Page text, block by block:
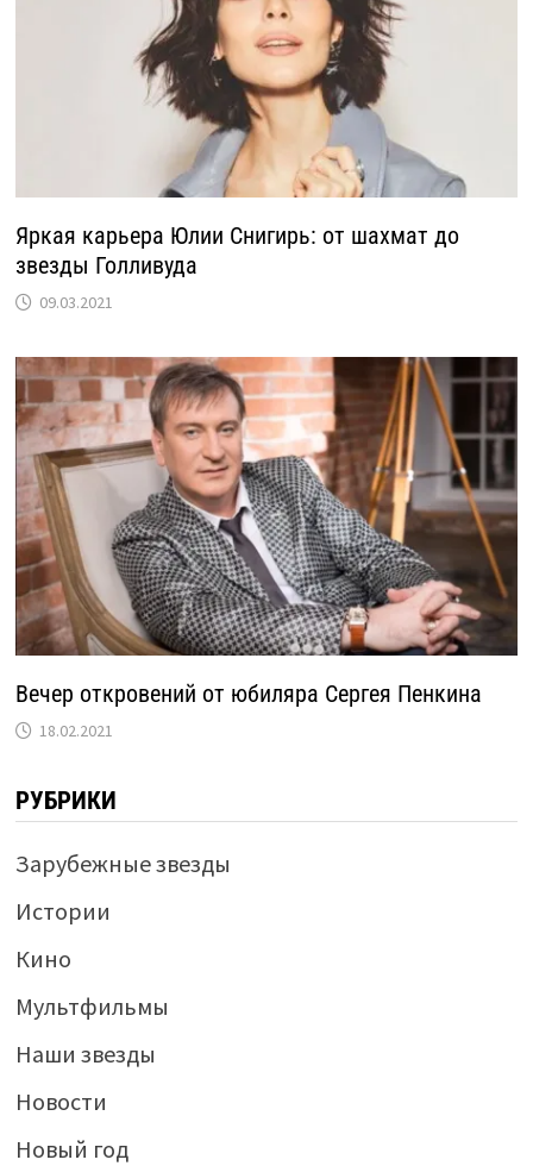
Яркая карьера Юлии Снигирь: от шахмат до
звезды Голливуда
09.03.2021
Вечер откровений от юбиляра Сергея Пенкина
18.02.2021
РУБРИКИ
Зарубежные звезды
Истории
Кино
Мультфильмы
Наши звезды
Новости
Новый год